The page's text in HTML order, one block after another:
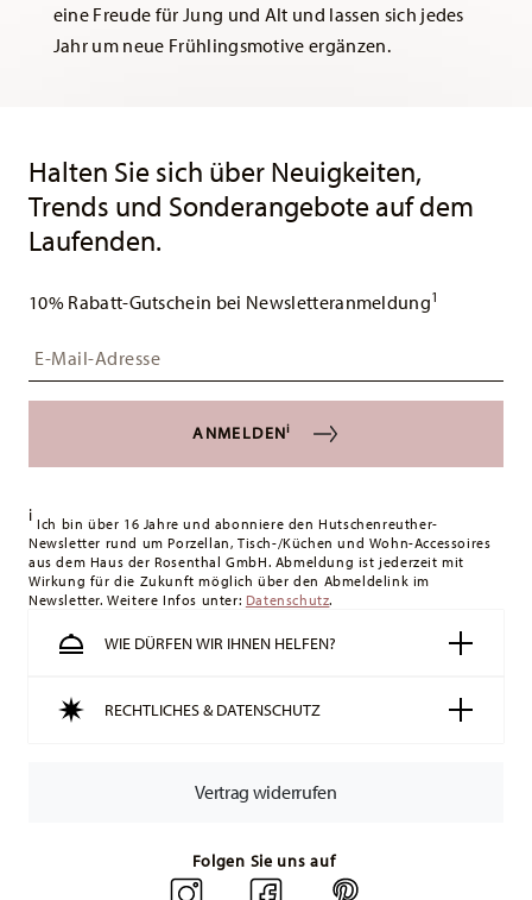
eine Freude für Jung und Alt und lassen sich jedes
Jahr um neue Frühlingsmotive ergänzen.
Halten Sie sich über Neuigkeiten,
Trends und Sonderangebote auf dem
Laufenden.
10% Rabatt-Gutschein bei Newsletteranmeldung1
ANMELDENi
i Ich bin über 16 Jahre und abonniere den Hutschenreuther-
Newsletter rund um Porzellan, Tisch-/Küchen und Wohn-Accessoires
aus dem Haus der Rosenthal GmbH. Abmeldung ist jederzeit mit
Wirkung für die Zukunft möglich über den Abmeldelink im
Newsletter. Weitere Infos unter: Datenschutz.
WIE DÜRFEN WIR IHNEN HELFEN?
RECHTLICHES & DATENSCHUTZ
Vertrag widerrufen
Folgen Sie uns auf